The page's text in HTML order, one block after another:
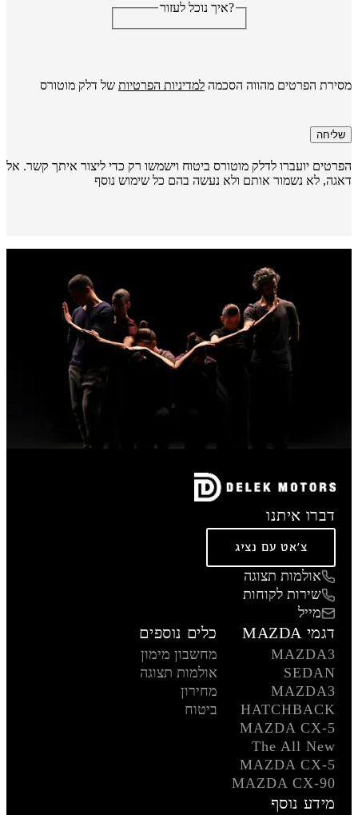
?איך נוכל לעזור
הפרטים מהווה הסכמה למדיניות הפרטיות של דלק מוטורס
שליחה
יועברו לדלק מוטורס ביטוח וישמשו רק כדי ליצור איתך קשר. אל
לא נשמור אותם ולא נעשה בהם כל שימוש נוסף
דברו איתנו
צ'אט עם נציג
אולמות תצוגה
שירות לקוחות
מייל
דגמי MAZDA
MAZDA3
SEDAN
MAZDA3
HATCHBACK
MAZDA CX-5
The All New
MAZDA CX-5
MAZDA CX-90
כלים נוספים
מחשבון מימון
אולמות תצוגה
מחירון
ביטוח
מידע נוסף